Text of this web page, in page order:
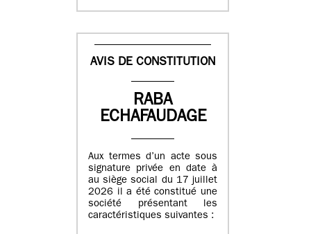
AVIS DE CONSTITUTION
RABA
ECHAFAUDAGE
Aux termes d’un acte sous
signature privée en date à
au siège social du 17 juillet
2026 il a été constitué une
société présentant les
caractéristiques suivantes :